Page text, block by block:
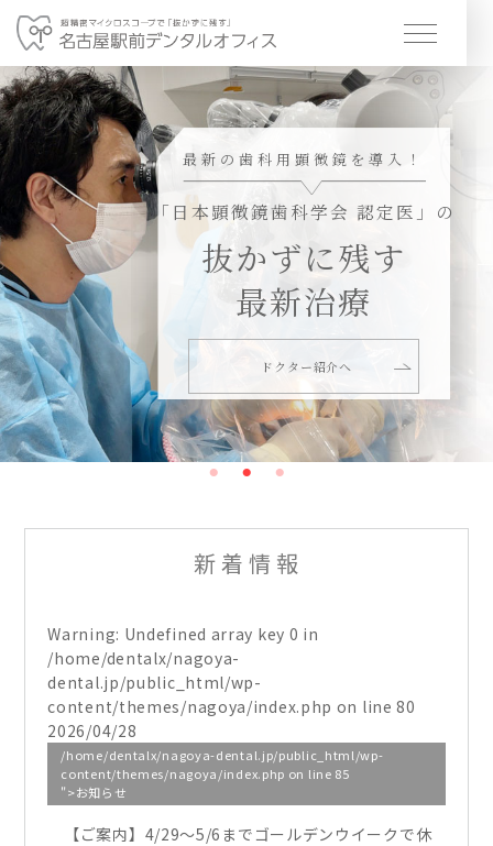
ホーム
Home
ドクター紹介
Doctor
当院の特徴
About
診療科目
Treatment
アクセス /診療時間
採用情報
Recruit
最新の歯科用顕微鏡を導入！
「日本顕微鏡歯科学会 認定医」の
抜かずに残す
最新治療
ドクター紹介へ
新着情報
Warning: Undefined array key 0 in
/home/dentalx/nagoya-
dental.jp/public_html/wp-
content/themes/nagoya/index.php on line80
2026/04/28
/home/dentalx/nagoya-dental.jp/public_html/wp-
content/themes/nagoya/index.php on line 85
">お知らせ
【ご案内】4/29～5/6までゴールデンウイークで休